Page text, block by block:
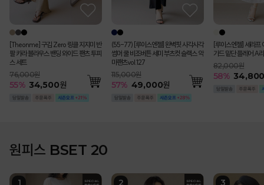
[Theonme] 구김 Zero 링클 지지미 반
팔 카라 블라우스 밴딩 와이드 팬츠 투피
스 세트
76,000원
55% 34,500원
(55-77) [루이스엔젤] 완벽핏 사각사각
썸머 쿨 비조버튼 세미 부츠컷 슬랙스 악
마팬츠vol.127
115,000원
57% 49,000원
[루이스엔젤] 세라프
가드 밑단 플레어 A
82,000원
58%
원피스 BSET 20